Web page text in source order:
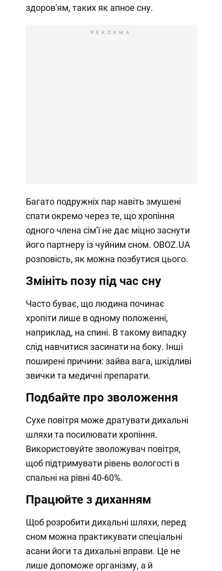
здоров'ям, таких як апное сну.
РЕКЛАМА
Багато подружніх пар навіть змушені
спати окремо через те, що хропіння
одного члена сімʼї не дає міцно заснути
його партнеру із чуйним сном. OBOZ.UA
розповість, як можна позбутися цього.
Змініть позу під час сну
Часто буває, що людина починає
хропіти лише в одному положенні,
наприклад, на спині. В такому випадку
слід навчитися засинати на боку. Інші
поширені причини: зайва вага, шкідливі
звички та медичні препарати.
Подбайте про зволоження
Сухе повітря може дратувати дихальні
шляхи та посилювати хропіння.
Використовуйте зволожувач повітря,
щоб підтримувати рівень вологості в
спальні на рівні 40-60%.
Працюйте з диханням
Щоб розробити дихальні шляхи, перед
сном можна практикувати спеціальні
асани йоги та дихальні вправи. Це не
лише допоможе організму, а й